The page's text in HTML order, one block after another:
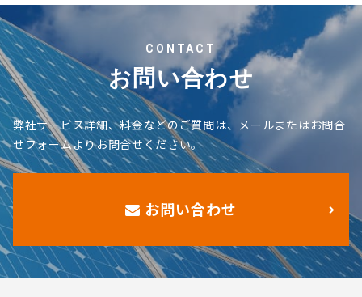
CONTACT
お問い合わせ
弊社サービス詳細、料金などのご質問は、メールまたはお問合
せフォームよりお問合せください。
お問い合わせ